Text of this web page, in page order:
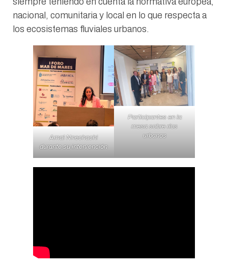
nacional, comunitaria y local en lo que respecta a
los ecosistemas fluviales urbanos.
Amal Nnechachi
durante su intervención
Participantes en la
mesa sobre ríos
urbanos